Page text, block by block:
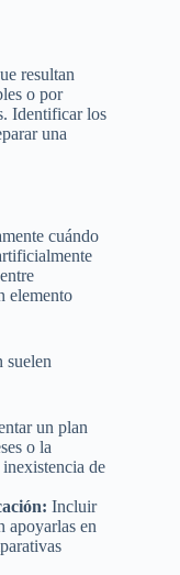
resultan
o por
Identificar los
una
cuándo
elemento
suelen
un plan
o la
de
Incluir
apoyarlas en